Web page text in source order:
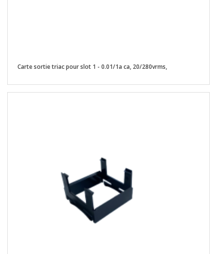
Carte sortie triac pour slot 1 - 0.01/1a ca, 20/280vrms,